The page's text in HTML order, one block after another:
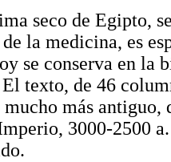
seco de Egipto,
la medicina, es
se conserva en la
texto, de 46
más
3000-2500